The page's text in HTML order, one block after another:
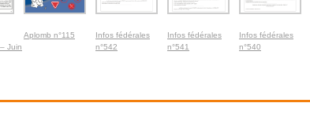
Juin
Aplomb n°115
Infos fédérales
n°542
Infos fédérales
n°541
Infos fédérales
n°540